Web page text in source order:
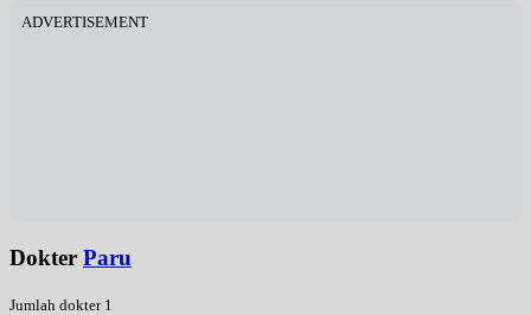
ADVERTISEMENT
Dokter Paru
Jumlah dokter 1